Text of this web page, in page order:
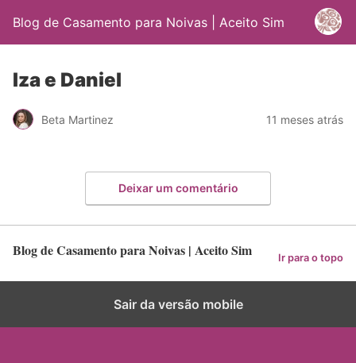
Blog de Casamento para Noivas | Aceito Sim
Iza e Daniel
Beta Martinez 11 meses atrás
Deixar um comentário
Blog de Casamento para Noivas | Aceito Sim Ir para o topo
Sair da versão mobile